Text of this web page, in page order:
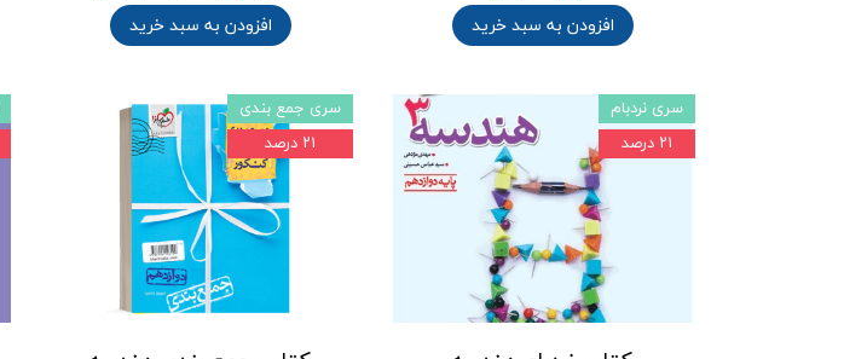
افزودن به سبد خرید افزودن به سبد خرید
سری نردبام
۲۱ درصد
سری جمع بندی
۲۱ درصد